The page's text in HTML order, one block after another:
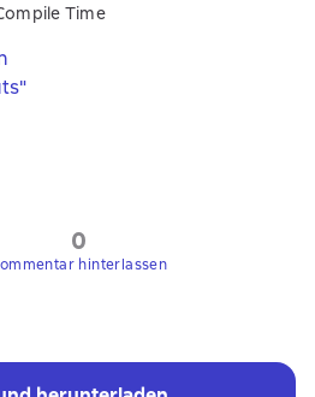
Time
0
hinterlassen